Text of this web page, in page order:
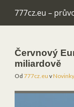
777cz.eu –
Červnový
miliardově
Od 777cz.eu v